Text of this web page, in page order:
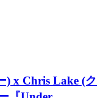
) x Chris Lake (ク